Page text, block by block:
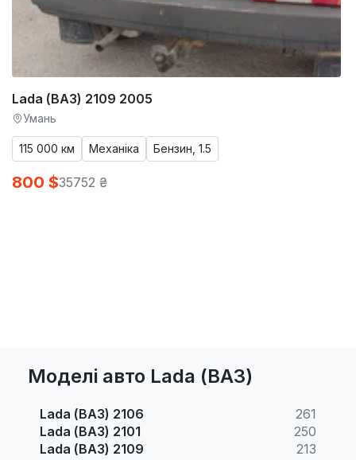
Lada (ВАЗ) 2109 2005
Умань
115 000 км Механіка Бензин, 1.5
800 $35752 ₴
Моделі авто Lada (ВАЗ)
Lada (ВАЗ) 2106
261
Lada (ВАЗ) 2101
250
Lada (ВАЗ) 2109
213